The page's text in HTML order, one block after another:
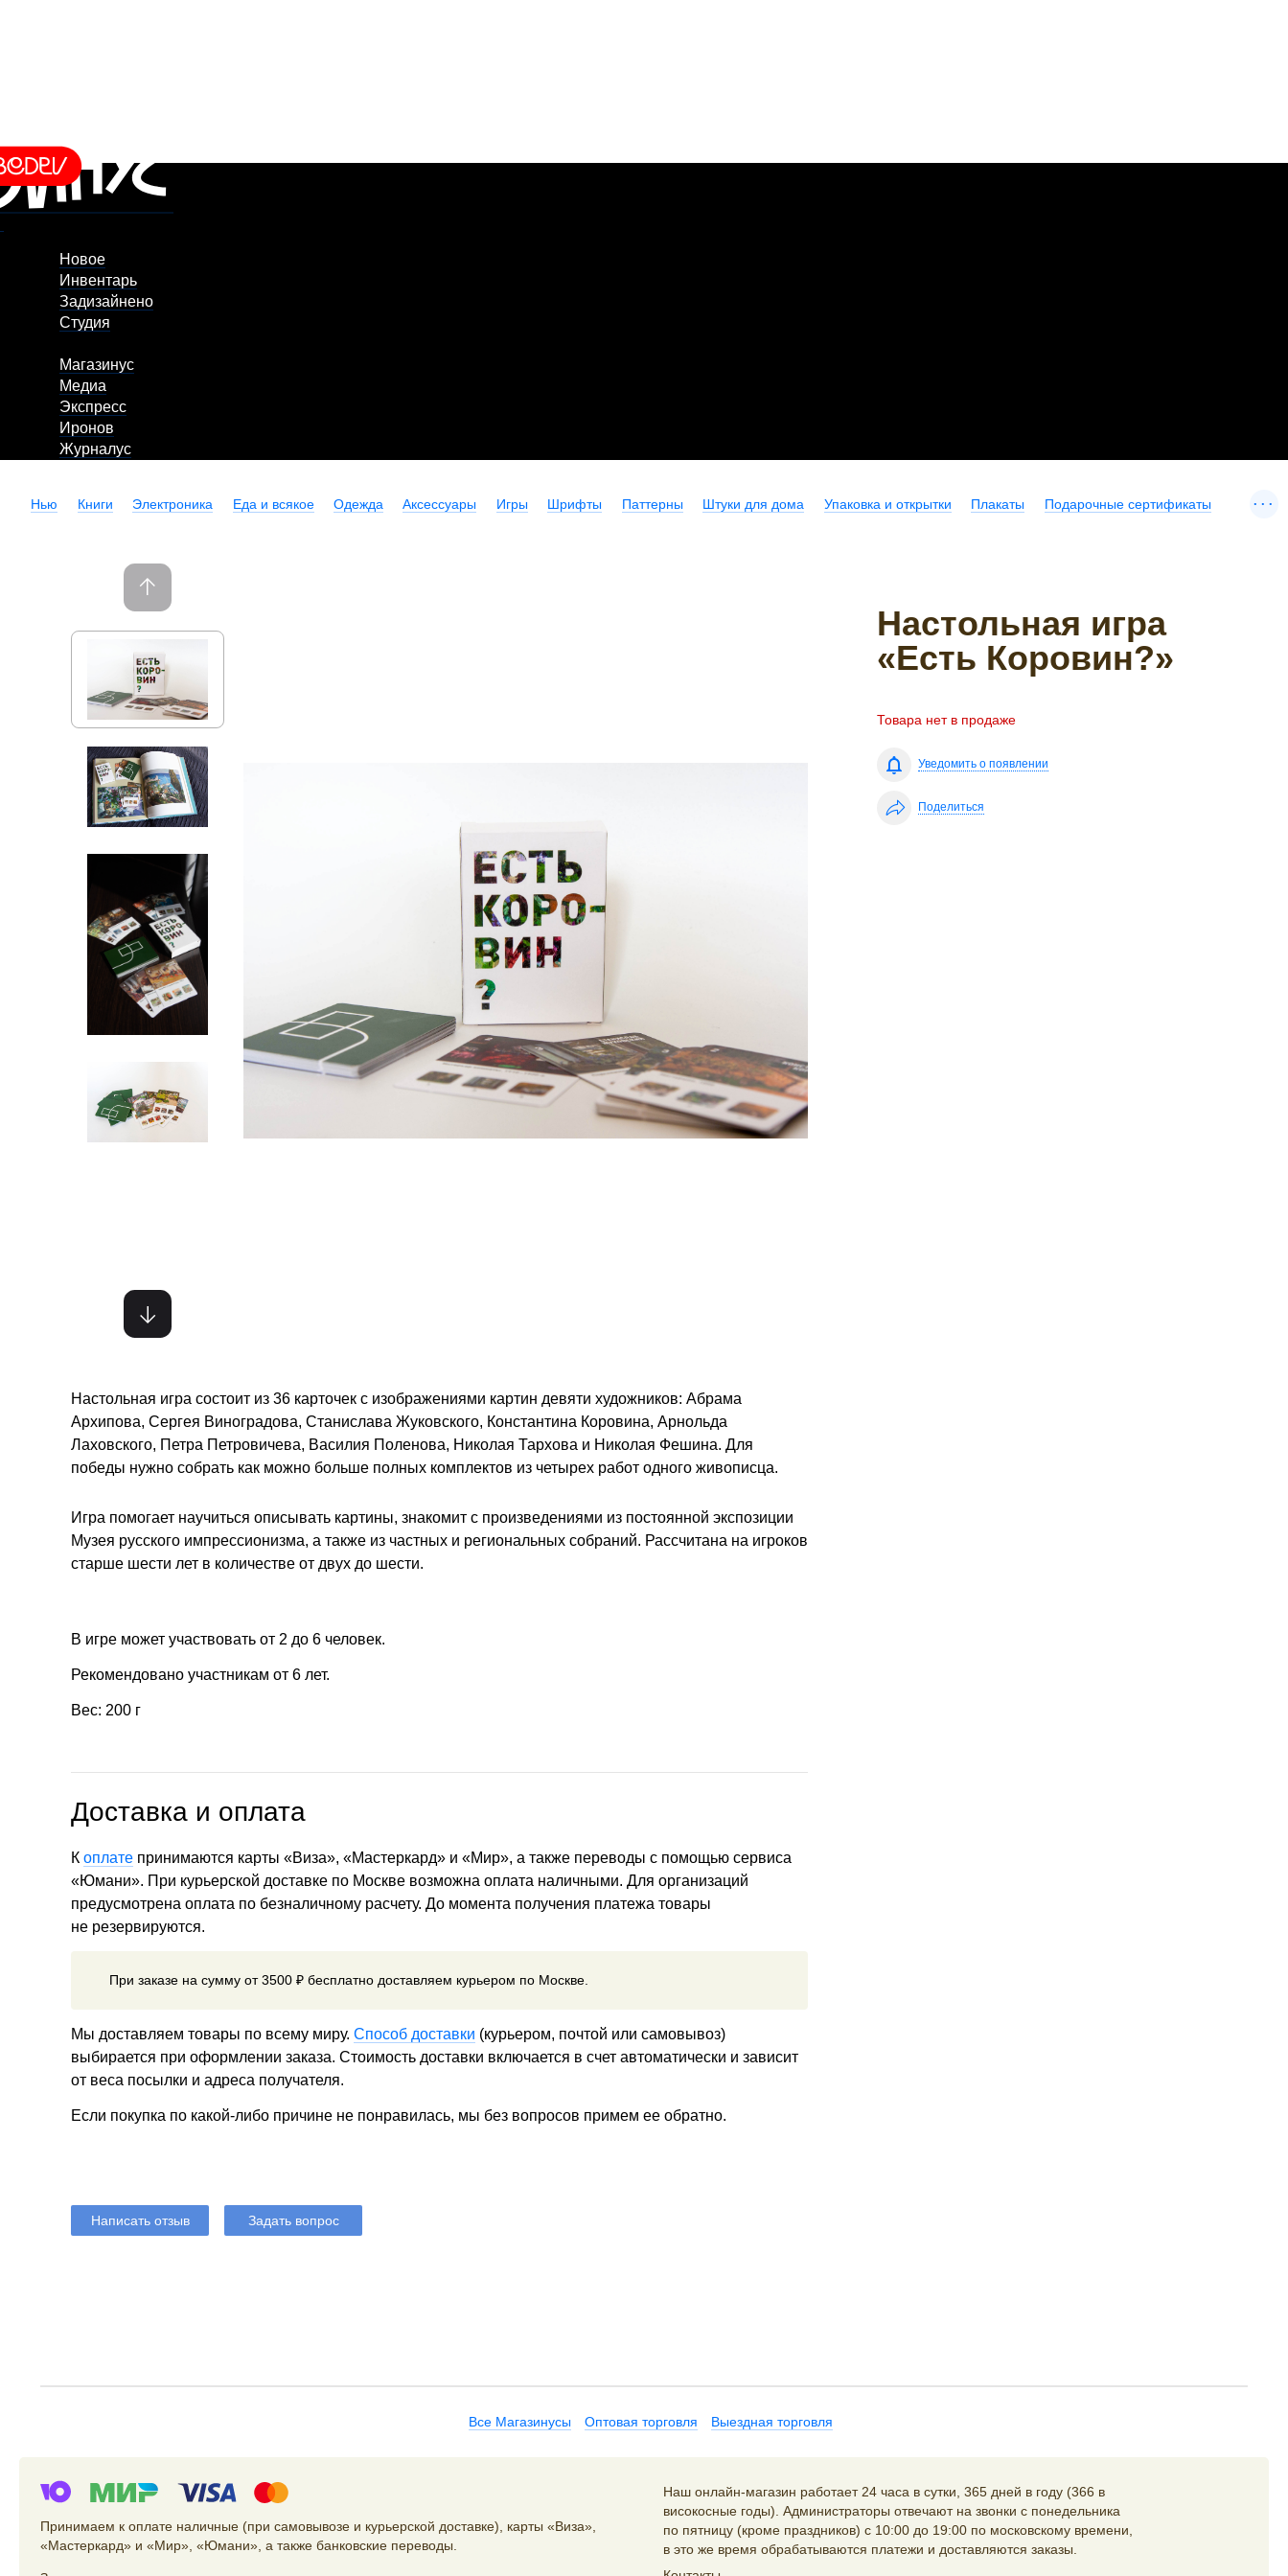
Новое
Инвентарь
Задизайнено
Студия
Магазинус
Медиа
Экспресс
Иронов
Журналус
Нью Книги Электроника Еда и всякое Одежда Аксессуары Игры Шрифты Паттерны Штуки для дома Упаковка и открытки Плакаты Подарочные сертификаты ...
Настольная игра
«Есть Коровин?»
Товара нет в продаже
Уведомить о появлении
Поделиться
Настольная игра состоит из 36 карточек с изображениями картин девяти художников: Абрама
Архипова, Сергея Виноградова, Станислава Жуковского, Константина Коровина, Арнольда
Лаховского, Петра Петровичева, Василия Поленова, Николая Тархова и Николая Фешина. Для
победы нужно собрать как можно больше полных комплектов из четырех работ одного живописца.
Игра помогает научиться описывать картины, знакомит с произведениями из постоянной экспозиции
Музея русского импрессионизма, а также из частных и региональных собраний. Рассчитана на игроков
старше шести лет в количестве от двух до шести.
В игре может участвовать от 2 до 6 человек.
Рекомендовано участникам от 6 лет.
Вес: 200 г
Доставка и оплата
К оплате принимаются карты «Виза», «Мастеркард» и «Мир», а также переводы с помощью сервиса
«Юмани». При курьерской доставке по Москве возможна оплата наличными. Для организаций
предусмотрена оплата по безналичному расчету. До момента получения платежа товары
не резервируются.
При заказе на сумму от 3500 ₽ бесплатно доставляем курьером по Москве.
Мы доставляем товары по всему миру. Способ доставки (курьером, почтой или самовывоз)
выбирается при оформлении заказа. Стоимость доставки включается в счет автоматически и зависит
от веса посылки и адреса получателя.
Если покупка по какой-либо причине не понравилась, мы без вопросов примем ее обратно.
Написать отзыв Задать вопрос
Все Магазинусы Оптовая торговля Выездная торговля
Принимаем к оплате наличные (при самовывозе и курьерской доставке), карты «Виза»,
«Мастеркард» и «Мир», «Юмани», а также банковские переводы.
Наш онлайн-магазин работает 24 часа в сутки, 365 дней в году (366 в
високосные годы). Администраторы отвечают на звонки с понедельника
по пятницу (кроме праздников) с 10:00 до 19:00 по московскому времени,
в это же время обрабатываются платежи и доставляются заказы.